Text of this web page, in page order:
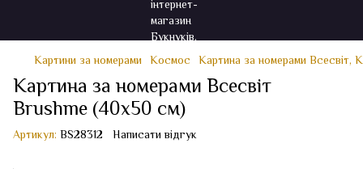
Картини за номерами Космос Картина за номерами Всесвіт,
Картина за номерами Всесвіт
Brushme (40x50 см)
Артикул: BS28312 Написати відгук